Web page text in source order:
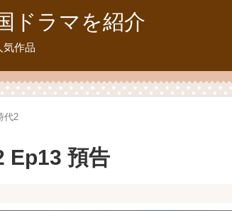
ドラマを紹介
気作品
代2
Ep13 預告